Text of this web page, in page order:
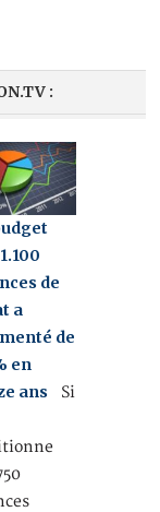
:
de
a
de
en
ans Si